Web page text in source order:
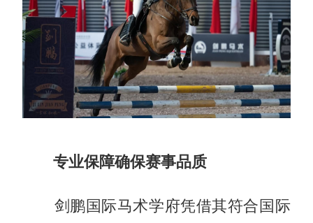
专业保障确保赛事品质
剑鹏国际马术学府凭借其符合国际